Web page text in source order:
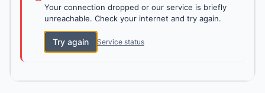
Your connection dropped or our service is briefly
unreachable. Check your internet and try again.
Try again Service status